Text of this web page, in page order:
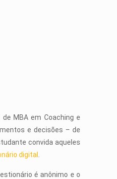
MBA em Coaching e
e decisões – de
convida aqueles
digital
é anônimo e o